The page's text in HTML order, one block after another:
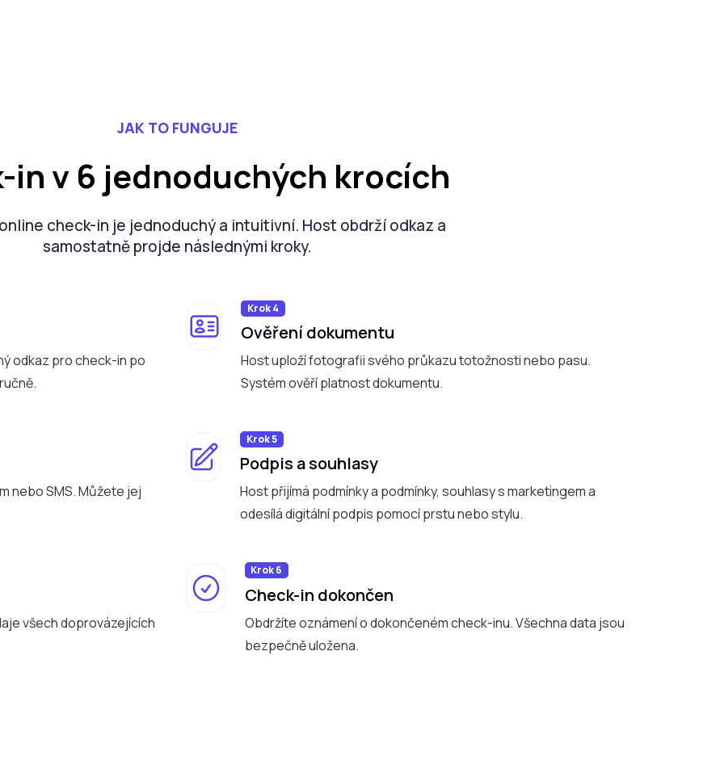
JAK TO FUNGUJE
in v 6 jednoduchých krocích
check-in je jednoduchý a intuitivní. Host obdrží odkaz a
samostatně projde následnými kroky.
odkaz pro check-in po
nebo SMS. Můžete jej
všech doprovázejících
Krok 4
Ověření dokumentu
Host uploží fotografii svého průkazu totožnosti nebo pasu.
Systém ověří platnost dokumentu.
Krok 5
Podpis a souhlasy
Host přijímá podmínky a podmínky, souhlasy s marketingem a
odesílá digitální podpis pomocí prstu nebo stylu.
Krok 6
Check-in dokončen
Obdržíte oznámení o dokončeném check-inu. Všechna data jsou
bezpečně uložena.